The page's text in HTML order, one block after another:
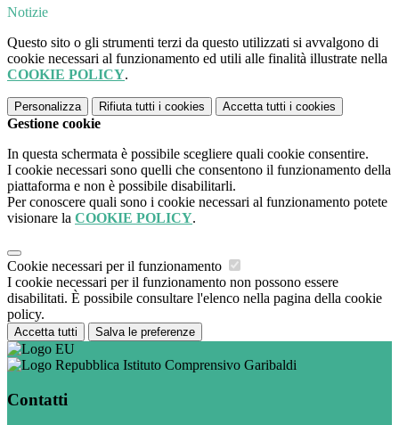
Notizie
Questo sito o gli strumenti terzi da questo utilizzati si avvalgono di
cookie necessari al funzionamento ed utili alle finalità illustrate nella
COOKIE POLICY.
Personalizza Rifiuta tutti i cookies Accetta tutti i cookies
Gestione cookie
In questa schermata è possibile scegliere quali cookie consentire.
I cookie necessari sono quelli che consentono il funzionamento della
piattaforma e non è possibile disabilitarli.
Per conoscere quali sono i cookie necessari al funzionamento potete
visionare la COOKIE POLICY.
Cookie necessari per il funzionamento
I cookie necessari per il funzionamento non possono essere
disabilitati. È possibile consultare l'elenco nella pagina della cookie
policy.
Accetta tutti Salva le preferenze
Istituto Comprensivo Garibaldi
Contatti